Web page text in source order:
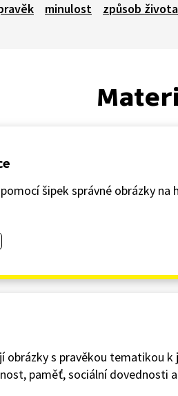
minulost způsob života
šipek správné obrázky
obrázky s pravěkou tematikou
paměť, sociální dovednosti